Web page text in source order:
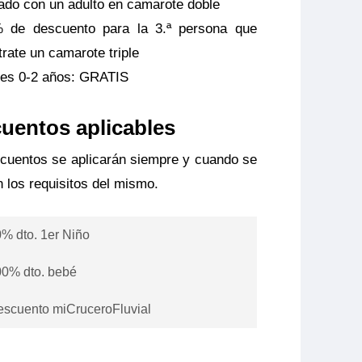
con un adulto en camarote doble
de descuento para la 3.ª persona que
un camarote triple
0-2 años: GRATIS
aplicables
se aplicarán siempre y cuando se
los requisitos del mismo.
dto. 1er Niño
niño de 2 a 10 años no cumplidos
sobre el precio base del crucero,
dto. bebé
menores de 2 años viajan gratis
miCruceroFluvial